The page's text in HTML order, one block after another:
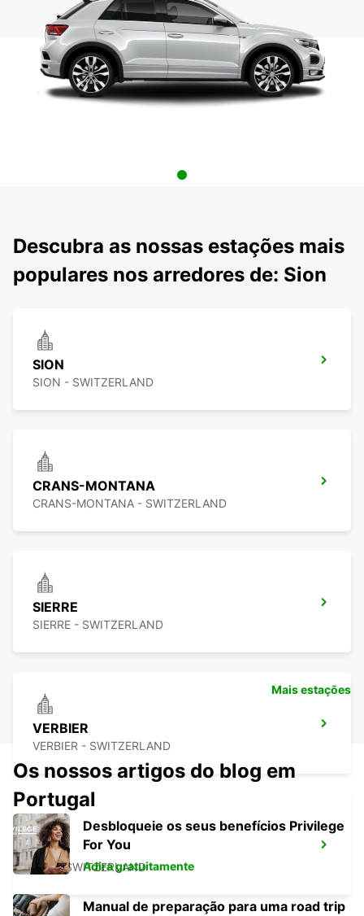
Descubra as nossas estações mais
populares nos arredores de: Sion
SION
SION - SWITZERLAND
CRANS-MONTANA
CRANS-MONTANA - SWITZERLAND
SIERRE
SIERRE - SWITZERLAND
VERBIER
VERBIER - SWITZERLAND
BEX
BEX - SWITZERLAND
Mais estações
Os nossos artigos do blog em
Portugal
Desbloqueie os seus benefícios Privilege
For You
Adira gratuitamente
Manual de preparação para uma road trip